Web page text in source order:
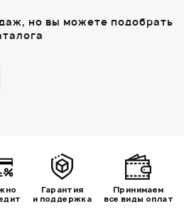
но вы можете подобрать
Гарантия
и поддержка
Принимаем
все виды оплат